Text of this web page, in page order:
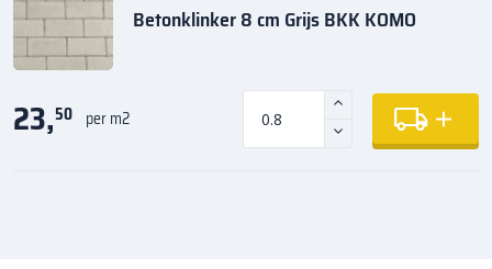
Betonklinker 8 cm Grijs BKK KOMO
23,50 per m2